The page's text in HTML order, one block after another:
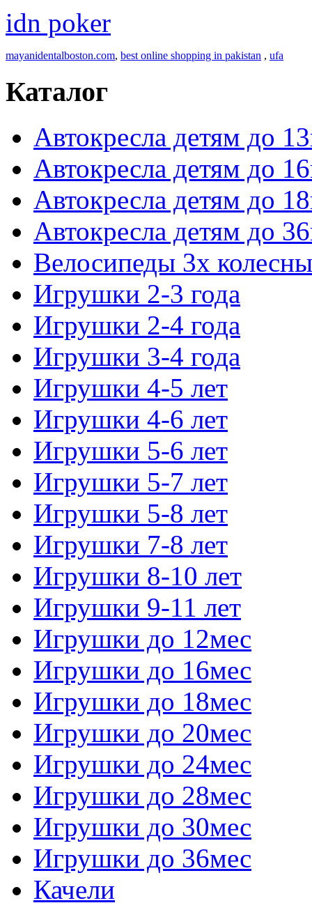
idn poker
mayanidentalboston.com, best online shopping in pakistan , ufa
Каталог
Автокресла детям до
Автокресла детям до
Автокресла детям до
Автокресла детям до
Велосипеды 3х
Игрушки 2-3 года
Игрушки 2-4 года
Игрушки 3-4 года
Игрушки 4-5 лет
Игрушки 4-6 лет
Игрушки 5-6 лет
Игрушки 5-7 лет
Игрушки 5-8 лет
Игрушки 7-8 лет
Игрушки 8-10 лет
Игрушки 9-11 лет
Игрушки до 12мес
Игрушки до 16мес
Игрушки до 18мес
Игрушки до 20мес
Игрушки до 24мес
Игрушки до 28мес
Игрушки до 30мес
Игрушки до 36мес
Качели